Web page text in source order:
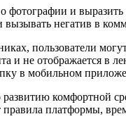
и
негатив в
пользователи
не отображается в
в мобильном
комфортной
платформы,